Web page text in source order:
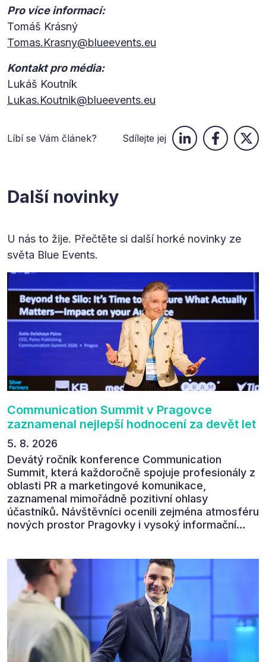
Pro více informací:
Tomáš Krásný
Tomas.Krasny@blueevents.eu
Kontakt pro média:
Lukáš Koutník
Lukas.Koutnik@blueevents.eu
Líbí se Vám článek? Sdílejte jej
Další novinky
U nás to žije. Přečtěte si další horké novinky ze
světa Blue Events.
Communication Summit v Pragovce
zaznamenal nejlepší hodnocení za devět let
5. 8. 2026
Devátý ročník konference Communication
Summit, která každoročně spojuje profesionály z
oblasti PR a marketingové komunikace,
zaznamenal mimořádně pozitivní ohlasy
účastníků. Návštěvníci ocenili zejména atmosféru
nových prostor Pragovky i vysoký informační
zúčastnit i příštího ročníku. „Příjemná konference,
výborný program, hezké prostory, Daniel Stach
absolutně nejlepší moderátor!!!“ Tak shrnul
Communication Summit jeden z 330 účastníků ve
své zpětné vazbě. Ta potvrdila, co bylo slyšet i
cítit po celý 9. červen v Pragovce – že ročník s
tématem „Od chaosu k dopadu“ se skutečně
povedl.